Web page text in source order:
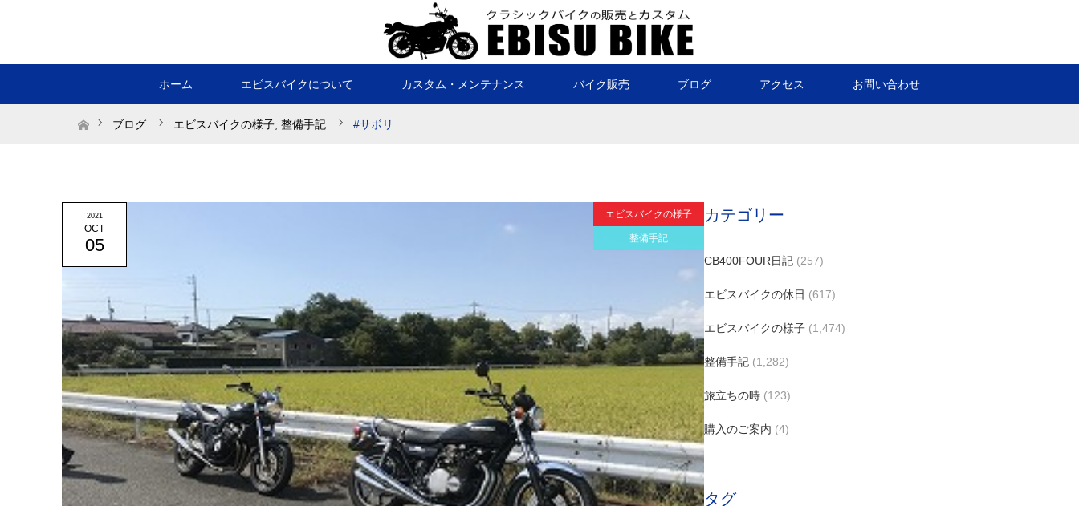
ホーム エビスバイクについて カスタム・メンテナンス バイク販売 ブログ アクセス お問い合わせ
ホームブログ エビスバイクの様子 整備手記 #サボリ
2021
OCT
05
エビスバイクの様子
整備手記
カテゴリー
CB400FOUR日記 (257)
エビスバイクの休日 (617)
エビスバイクの様子 (1,474)
整備手記 (1,282)
旅立ちの時 (123)
購入のご案内 (4)
タグ